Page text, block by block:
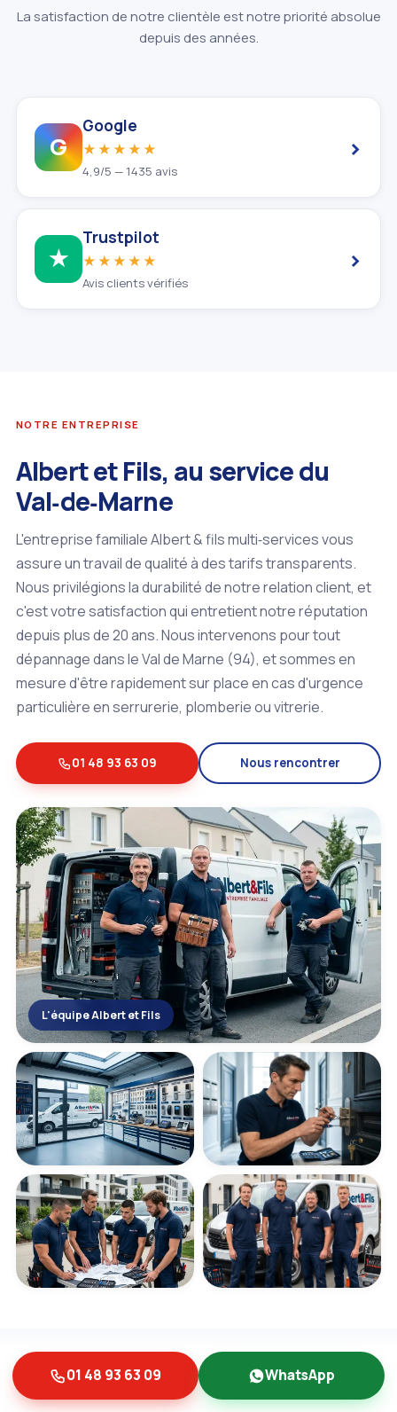
La satisfaction de notre clientèle est notre priorité absolue
depuis des années.
G
Google
★★★★★
4,9/5 — 1435 avis
›
★
Trustpilot
★★★★★
Avis clients vérifiés
›
NOTRE ENTREPRISE
Albert et Fils, au service du
Val‑de‑Marne
L'entreprise familiale Albert & fils multi‑services vous
assure un travail de qualité à des tarifs transparents.
Nous privilégions la durabilité de notre relation client, et
c'est votre satisfaction qui entretient notre réputation
depuis plus de 20 ans. Nous intervenons pour tout
dépannage dans le Val de Marne (94), et sommes en
mesure d'être rapidement sur place en cas d'urgence
particulière en serrurerie, plomberie ou vitrerie.
01 48 93 63 09 Nous rencontrer
L'équipe Albert et Fils
NOS GUIDES
01 48 93 63 09 WhatsApp